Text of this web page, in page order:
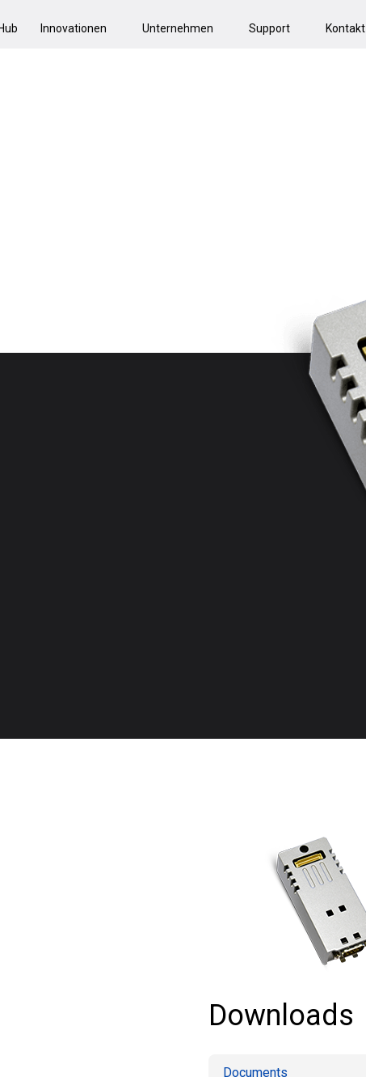
Innovationen Unternehmen Support Kontakt
Downloads
Documents